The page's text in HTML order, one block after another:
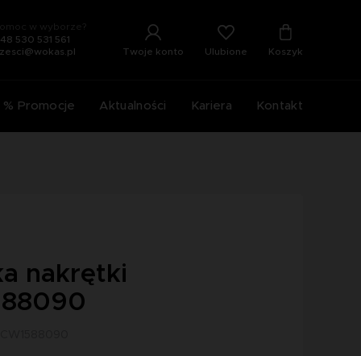
w wyborze?
530 531 561
Twoje konto Ulubione Koszyk
% Promocje Aktualności Kariera Kontakt
nakrętki